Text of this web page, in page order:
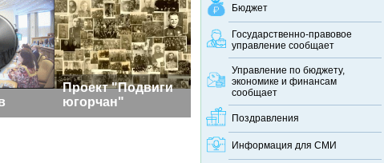
Бюджет
Государственно-правовое
управление сообщает
Управление по бюджету,
экономике и финансам
сообщает
Поздравления
Информация для СМИ
Проект "Подвиги
югорчан"